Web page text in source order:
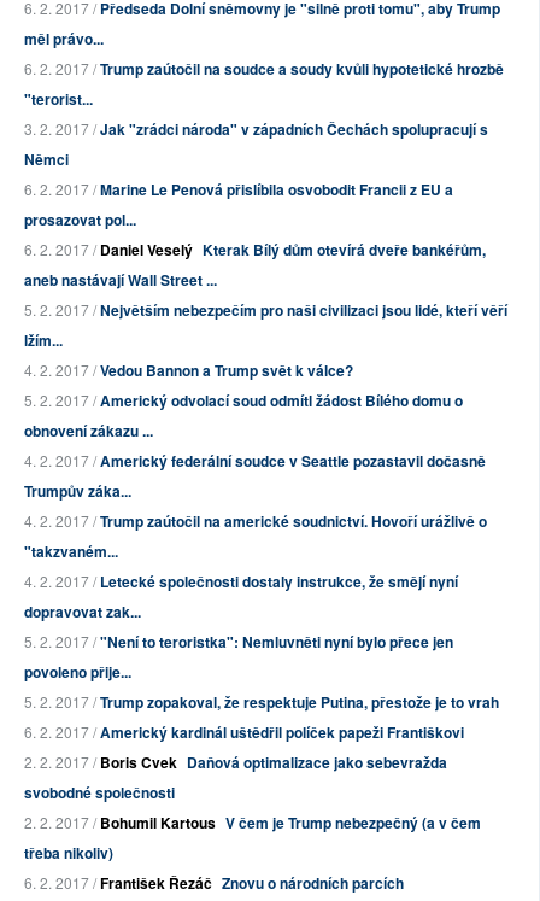
6. 2. 2017 /Předseda Dolní sněmovny je "silně proti tomu", aby Trump
měl právo...
6. 2. 2017 /Trump zaútočil na soudce a soudy kvůli hypotetické hrozbě
"terorist...
3. 2. 2017 /Jak "zrádci národa" v západních Čechách spolupracují s
Němci
6. 2. 2017 /Marine Le Penová přislíbila osvobodit Francii z EU a
prosazovat pol...
6. 2. 2017 /Daniel Veselý Kterak Bílý dům otevírá dveře bankéřům,
aneb nastávají Wall Street ...
5. 2. 2017 /Největším nebezpečím pro naši civilizaci jsou lidé, kteří věří
lžím...
4. 2. 2017 /Vedou Bannon a Trump svět k válce?
5. 2. 2017 /Americký odvolací soud odmítl žádost Bílého domu o
obnovení zákazu ...
4. 2. 2017 /Americký federální soudce v Seattle pozastavil dočasně
Trumpův záka...
4. 2. 2017 /Trump zaútočil na americké soudnictví. Hovoří urážlivě o
"takzvaném...
4. 2. 2017 /Letecké společnosti dostaly instrukce, že smějí nyní
dopravovat zak...
5. 2. 2017 /"Není to teroristka": Nemluvněti nyní bylo přece jen
povoleno přije...
5. 2. 2017 /Trump zopakoval, že respektuje Putina, přestože je to vrah
6. 2. 2017 /Americký kardinál uštědřil políček papeži Františkovi
2. 2. 2017 /Boris Cvek Daňová optimalizace jako sebevražda
svobodné společnosti
2. 2. 2017 /Bohumil Kartous V čem je Trump nebezpečný (a v čem
třeba nikoliv)
6. 2. 2017 /František Řezáč Znovu o národních parcích